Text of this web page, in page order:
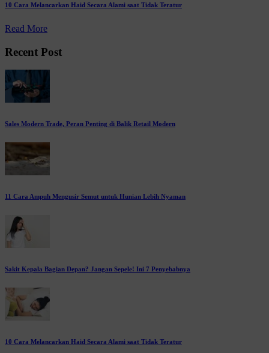
10 Cara Melancarkan Haid Secara Alami saat Tidak Teratur
Read More
Recent Post
Sales Modern Trade, Peran Penting di Balik Retail Modern
11 Cara Ampuh Mengusir Semut untuk Hunian Lebih Nyaman
Sakit Kepala Bagian Depan? Jangan Sepele! Ini 7 Penyebabnya
10 Cara Melancarkan Haid Secara Alami saat Tidak Teratur